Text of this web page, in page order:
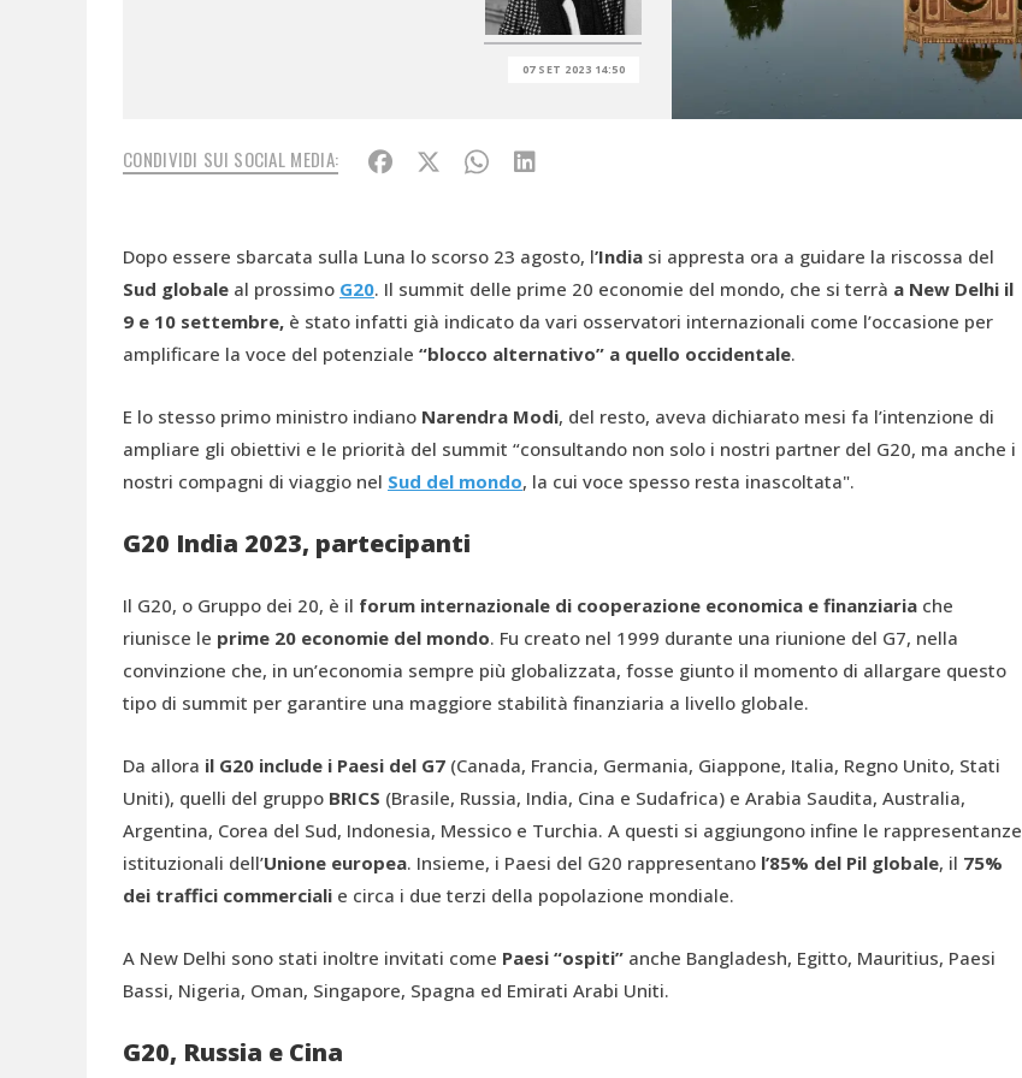
07 SET 2023 14:50
CONDIVIDI SUI SOCIAL MEDIA:
Dopo essere sbarcata sulla Luna lo scorso 23 agosto, l’India si appresta ora a guidare la riscossa del
Sud globale al prossimo G20. Il summit delle prime 20 economie del mondo, che si terrà a New Delhi il
9 e 10 settembre, è stato infatti già indicato da vari osservatori internazionali come l’occasione per
amplificare la voce del potenziale “blocco alternativo” a quello occidentale.
E lo stesso primo ministro indiano Narendra Modi, del resto, aveva dichiarato mesi fa l’intenzione di
ampliare gli obiettivi e le priorità del summit “consultando non solo i nostri partner del G20, ma anche i
nostri compagni di viaggio nel Sud del mondo, la cui voce spesso resta inascoltata".
G20 India 2023, partecipanti
Il G20, o Gruppo dei 20, è il forum internazionale di cooperazione economica e finanziaria che
riunisce le prime 20 economie del mondo. Fu creato nel 1999 durante una riunione del G7, nella
convinzione che, in un’economia sempre più globalizzata, fosse giunto il momento di allargare questo
tipo di summit per garantire una maggiore stabilità finanziaria a livello globale.
Da allora il G20 include i Paesi del G7 (Canada, Francia, Germania, Giappone, Italia, Regno Unito, Stati
Uniti), quelli del gruppo BRICS (Brasile, Russia, India, Cina e Sudafrica) e Arabia Saudita, Australia,
Argentina, Corea del Sud, Indonesia, Messico e Turchia. A questi si aggiungono infine le rappresentanze
istituzionali dell’Unione europea. Insieme, i Paesi del G20 rappresentano l’85% del Pil globale, il 75%
dei traffici commerciali e circa i due terzi della popolazione mondiale.
A New Delhi sono stati inoltre invitati come Paesi “ospiti” anche Bangladesh, Egitto, Mauritius, Paesi
Bassi, Nigeria, Oman, Singapore, Spagna ed Emirati Arabi Uniti.
G20, Russia e Cina